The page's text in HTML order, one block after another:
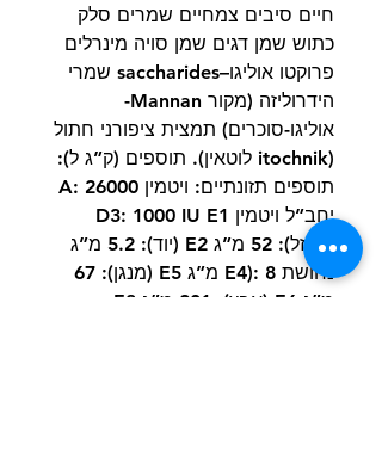
חיים סיבים צמחיים שמרים סלק
כתוש שמן דגים שמן סויה מינרלים
פרוקטו אוליגו–saccharides שמרי
הידרוליזה (מקור Mannan-
אוליגו-סוכרים) תמצית ציפורני חתול
(itochnik לוטאין). תוספים (ק”ג ל):
תוספים תזונתיים: ויטמין A: 26000
יחב”ל ויטמין D3: 1000 IU E1
(ברזל): 52 מ”ג E2 (יוד): 5.2 מ”ג
נחושת E4): 8 מ”ג E5 (מנגן): 67
מ”ג E6 (אבץ): 201 מ”ג E8